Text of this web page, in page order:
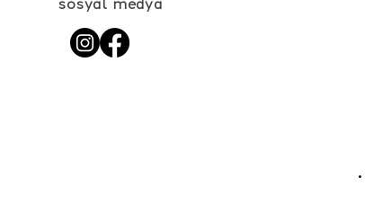
sosyal medya
•